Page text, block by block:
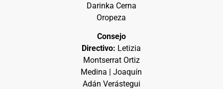
Darinka Cerna
Oropeza
Consejo
Directivo: Letizia
Montserrat Ortiz
Medina | Joaquín
Adán Verástegui